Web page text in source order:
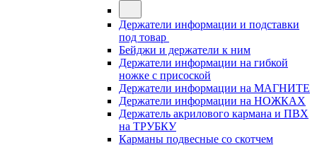
Держатели информации и подставки
под товар
Бейджи и держатели к ним
Держатели информации на гибкой
ножке с присоской
Держатели информации на МАГНИТЕ
Держатели информации на НОЖКАХ
Держатель акрилового кармана и ПВХ
на ТРУБКУ
Карманы подвесные со скотчем